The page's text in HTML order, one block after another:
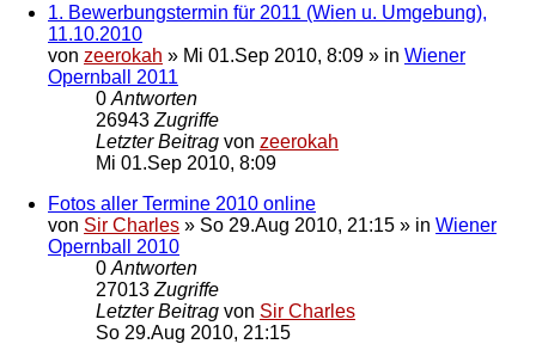
1. Bewerbungstermin für 2011 (Wien u. Umgebung),
11.10.2010
von zeerokah » Mi 01.Sep 2010, 8:09 » in Wiener
Opernball 2011
0 Antworten
26943 Zugriffe
Letzter Beitrag von zeerokah
Mi 01.Sep 2010, 8:09
Fotos aller Termine 2010 online
von Sir Charles » So 29.Aug 2010, 21:15 » in Wiener
Opernball 2010
0 Antworten
27013 Zugriffe
Letzter Beitrag von Sir Charles
So 29.Aug 2010, 21:15